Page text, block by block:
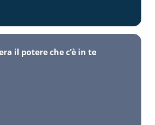
il potere che c’è in te